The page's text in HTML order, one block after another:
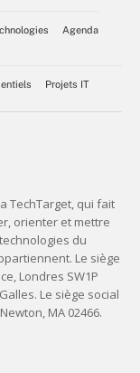
Agenda
Projets IT